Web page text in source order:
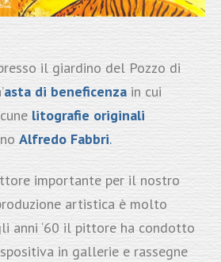
il giardino del Pozzo di
asta di beneficenzain cui
litografie originali
Alfredo Fabbri.
importante per il nostro
artistica è molto
anni ‘60 il pittore ha condotto
in gallerie e rassegne